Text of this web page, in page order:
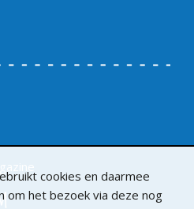
cookies en daarmee
om het bezoek via deze nog